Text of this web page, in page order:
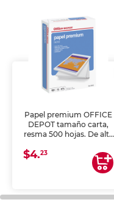
Papel premium OFFICE
DEPOT tamaño carta,
resma 500 hojas. De alta
uniforme, ideal para
impresoras de inyección
de tinta y láser,
general de oficina.
$4.23